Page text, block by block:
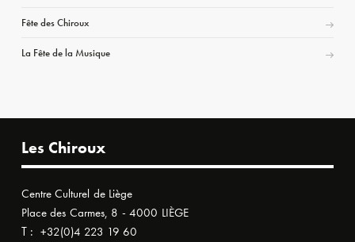
Fête des Chiroux
La Fête de la Musique
Les Chiroux
Centre Culturel de Liège
Place des Carmes, 8 - 4000 LIÈGE
T : +32(0)4 223 19 60